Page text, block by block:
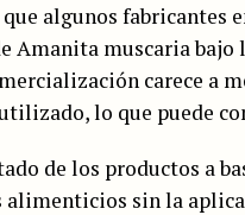
algunos fabricantes
Amanita muscaria
carece a
lo que puede
de los productos a
sin la